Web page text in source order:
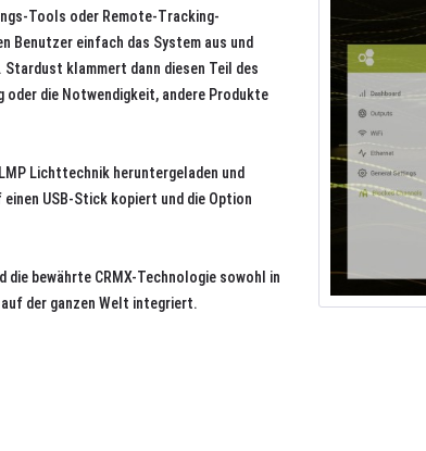
Tools oder Remote-Tracking-
Benutzer einfach das System aus und
klammert dann diesen Teil des
oder die Notwendigkeit, andere Produkte
Lichttechnik heruntergeladen und
USB-Stick kopiert und die Option
bewährte CRMX-Technologie sowohl in
auf der ganzen Welt integriert.